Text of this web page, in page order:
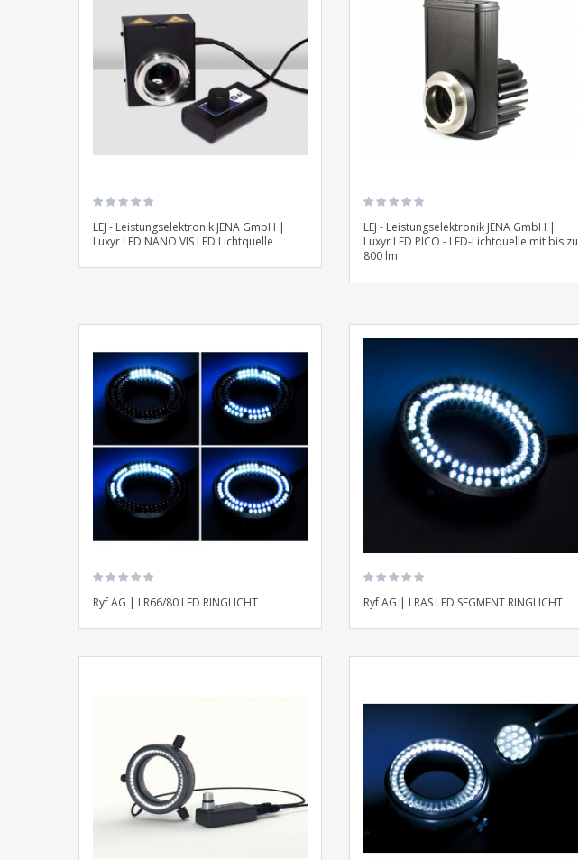
LEJ - Leistungselektronik JENA GmbH |
Luxyr LED NANO VIS LED Lichtquelle
LEJ - Leistungselektronik JENA GmbH |
Luxyr LED PICO - LED-Lichtquelle mit bis zu
800 lm
Ryf AG | LR66/80 LED RINGLICHT Ryf AG | LRAS LED SEGMENT RINGLICHT